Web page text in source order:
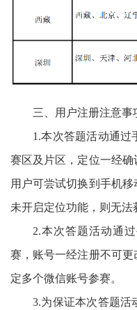
三、用户注册注意事
1.本次答题活动通过
赛区及片区，定位一经确
用户可尝试切换到手机
未开启定位功能，则无法
2.本次答题活动通
赛，账号一经注册不可
定多个微信账号参赛。
3.为保证本次答题活